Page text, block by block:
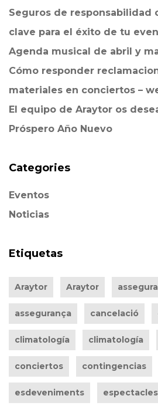
Seguros de responsabilidad
clave para el éxito de tu
Agenda musical de abril y
Cómo responder
materiales en conciertos –
El equipo de Araytor os
Próspero Año Nuevo
Categories
Eventos
Noticias
Etiquetas
Araytor Araytor
assegurança cancelació
climatología climatología
conciertos contingencias
esdeveniments espectacles